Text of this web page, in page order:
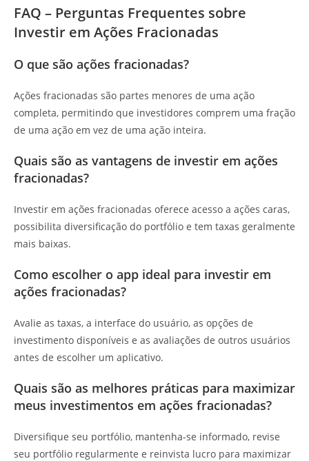
FAQ – Perguntas Frequentes sobre
Investir em Ações Fracionadas
O que são ações fracionadas?
Ações fracionadas são partes menores de uma ação
completa, permitindo que investidores comprem uma fração
de uma ação em vez de uma ação inteira.
Quais são as vantagens de investir em ações
fracionadas?
Investir em ações fracionadas oferece acesso a ações caras,
possibilita diversificação do portfólio e tem taxas geralmente
mais baixas.
Como escolher o app ideal para investir em
ações fracionadas?
Avalie as taxas, a interface do usuário, as opções de
investimento disponíveis e as avaliações de outros usuários
antes de escolher um aplicativo.
Quais são as melhores práticas para maximizar
meus investimentos em ações fracionadas?
Diversifique seu portfólio, mantenha-se informado, revise
seu portfólio regularmente e reinvista lucro para maximizar